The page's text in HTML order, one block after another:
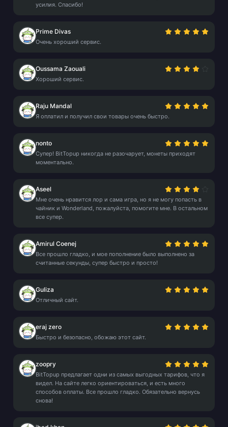
усилия. Спасибо!
Prime Divas
Очень хороший сервис.
Oussama Zaouali
Хороший сервис.
Raju Mandal
Я оплатил и получил свои товары очень быстро.
nonto
Супер! BitTopup никогда не разочарует, монеты приходят
моментально.
Aseel
Мне очень нравится лор и сама игра, но я не могу попасть в
чайник и Wonderland, пожалуйста, помогите мне. В остальном
все супер.
Amirul Coenej
Все прошло гладко, и мое пополнение было выполнено за
считанные секунды, супер быстро и просто!
Guliza
Отличный сайт.
eraj zero
Быстро и безопасно, обожаю этот сайт.
zoopry
BitTopup предлагает одни из самых выгодных тарифов, что я
видел. На сайте легко ориентироваться, и есть много
способов оплаты. Все прошло гладко. Обязательно вернусь
снова!